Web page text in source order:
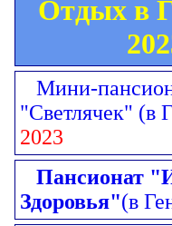
Отдых в
Мини-
"Светлячек" (в
2023
Пансионат
Здоровья"(в